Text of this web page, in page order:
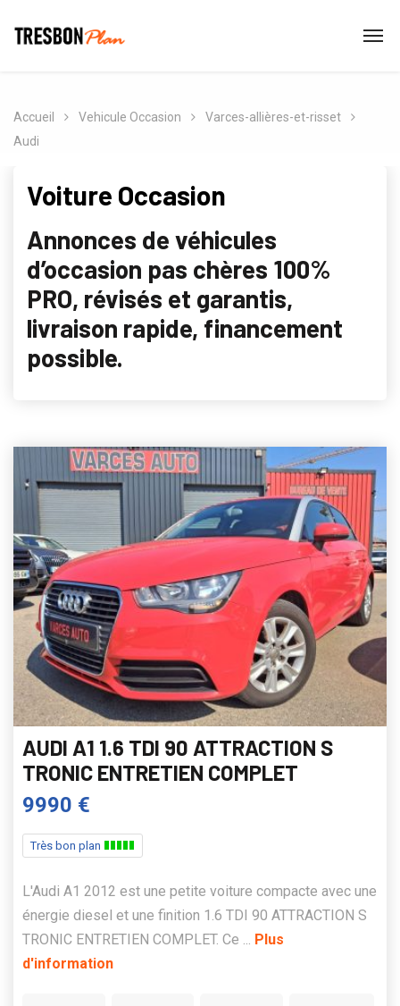
Accueil Vehicule Occasion
Varces-allières-et-risset
Audi
Voiture Occasion
Annonces de véhicules
d’occasion pas chères 100%
PRO, révisés et garantis,
livraison rapide, financement
possible.
AUDI A1 1.6 TDI 90 ATTRACTION S
TRONIC ENTRETIEN COMPLET
9990 €
Très bon plan
L'Audi A1 2012 est une petite voiture compacte avec une
énergie diesel et une finition 1.6 TDI 90 ATTRACTION S
TRONIC ENTRETIEN COMPLET. Ce ... Plus
d'information